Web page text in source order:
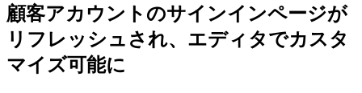
顧客アカウントのサインインページが
リフレッシュされ、エディタでカスタ
マイズ可能に